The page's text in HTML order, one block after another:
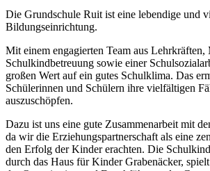
Die Grundschule Ruit ist eine lebendige und
Bildungseinrichtung.
Mit einem engagierten Team aus
Schulkindbetreuung sowie einer
großen Wert auf ein gutes Schulklima. Das
Schülerinnen und Schülern ihre vielfältigen
auszuschöpfen.
Dazu ist uns eine gute Zusammenarbeit mit
da wir die Erziehungspartnerschaft als eine
den Erfolg der Kinder erachten. Die
durch das Haus für Kinder Grabenäcker,